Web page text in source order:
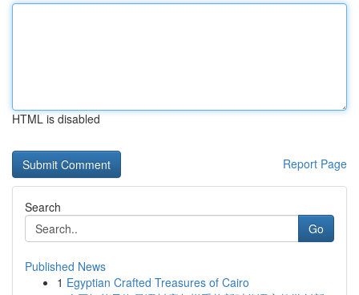
HTML is disabled
Report Page
Search
Go
Published News
1 Egyptian Crafted Treasures of Cairo